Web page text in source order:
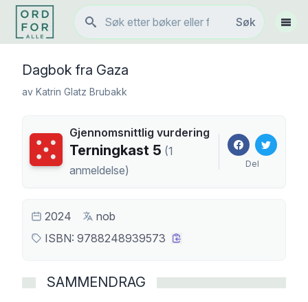
Søk
Søk
Vis
Dagbok fra Gaza
av Katrin Glatz Brubakk
Terningkast
Gjennomsnittlig vurdering
Terningkast 5 (1
anmeldelse) Del
2024
nob
ISBN: 9788248939573
SAMMENDRAG